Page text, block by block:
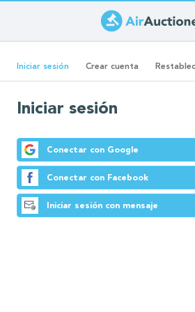
al
contenido
principal
Solapas
Iniciar sesión (solapa
activa)
Crear cuenta
Iniciar sesión
Conectar con Google
Conectar con Facebook
Iniciar sesión con mensaje